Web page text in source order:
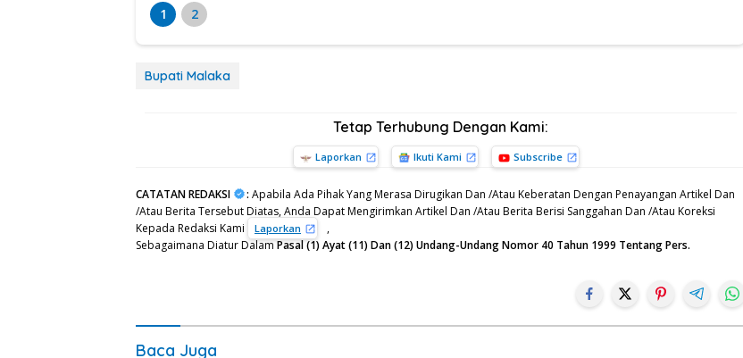
1
2
Bupati Malaka
Tetap Terhubung Dengan Kami:
Laporkan Ikuti Kami Subscribe
CATATAN REDAKSI : Apabila Ada Pihak Yang Merasa Dirugikan Dan /Atau Keberatan Dengan Penayangan Artikel Dan
/Atau Berita Tersebut Diatas, Anda Dapat Mengirimkan Artikel Dan /Atau Berita Berisi Sanggahan Dan /Atau Koreksi
Kepada Redaksi Kami
Laporkan
,
Sebagaimana Diatur DalamPasal (1) Ayat (11) Dan (12) Undang-Undang Nomor 40 Tahun 1999 Tentang Pers.
Baca Juga